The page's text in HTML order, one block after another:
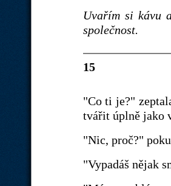
Uvařím si kávu
společnost.
15
"Co ti je?"
tvářit úplně jako
"Nic, proč?"
"Vypadáš nějak